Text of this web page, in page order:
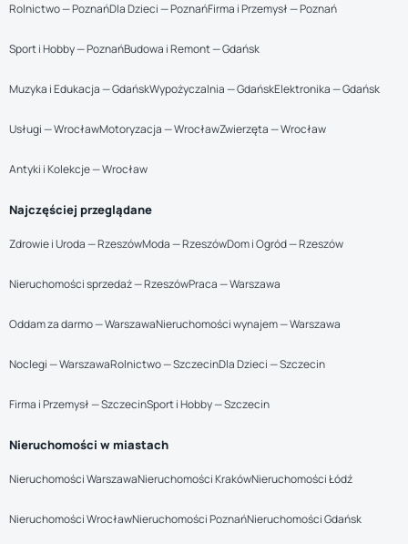
Rolnictwo — PoznańDla Dzieci — PoznańFirma i Przemysł — Poznań
Sport i Hobby — PoznańBudowa i Remont — Gdańsk
Muzyka i Edukacja — GdańskWypożyczalnia — GdańskElektronika — Gdańsk
Usługi — WrocławMotoryzacja — WrocławZwierzęta — Wrocław
Antyki i Kolekcje — Wrocław
Najczęściej przeglądane
Zdrowie i Uroda — RzeszówModa — RzeszówDom i Ogród — Rzeszów
Nieruchomości sprzedaż — RzeszówPraca — Warszawa
Oddam za darmo — WarszawaNieruchomości wynajem — Warszawa
Noclegi — WarszawaRolnictwo — SzczecinDla Dzieci — Szczecin
Firma i Przemysł — SzczecinSport i Hobby — Szczecin
Nieruchomości w miastach
Nieruchomości WarszawaNieruchomości KrakówNieruchomości Łódź
Nieruchomości WrocławNieruchomości PoznańNieruchomości Gdańsk